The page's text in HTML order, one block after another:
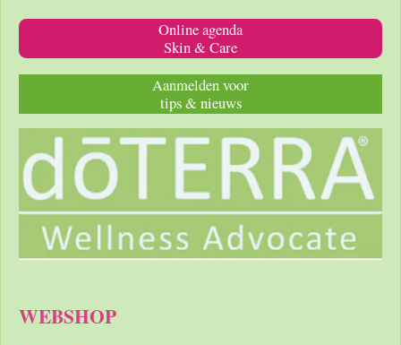
Online agenda
Skin & Care
Aanmelden voor
tips & nieuws
WEBSHOP